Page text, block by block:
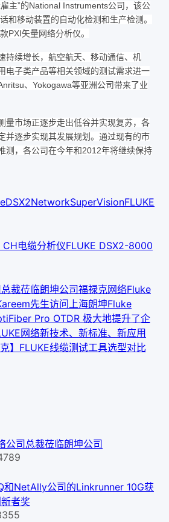
主”的National Instruments公司，该公
和移动装置的自动化检测和生产检测。
PXI矢量网络分析仪。
持续增长，航空航天、移动通信、机
电子类产品等相关领域的测试需求进一
、Yokogawa等亚洲公司带来了业
量市场正逐步走出低谷并实现复苏，各
并逐步实现其发展规划。通过现有的市
测，各公司在今年和2012年将继续保持
NetworkSuperVisionFLUKE
电缆分析仪FLUKE DSX2-8000
裁莅临朗坤公司福禄克网络Fluke
先生访问上海朗坤Fluke
Pro OTDR 极大地提升了企
网络新技术、新标准、新应用
克】FLUKE线缆测试工具选型对比
公司总裁莅临朗坤公司
和NetAlly公司的Linkrunner 10G获
者奖